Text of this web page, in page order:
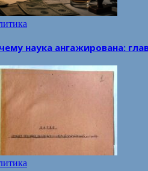
наука ангажирована: